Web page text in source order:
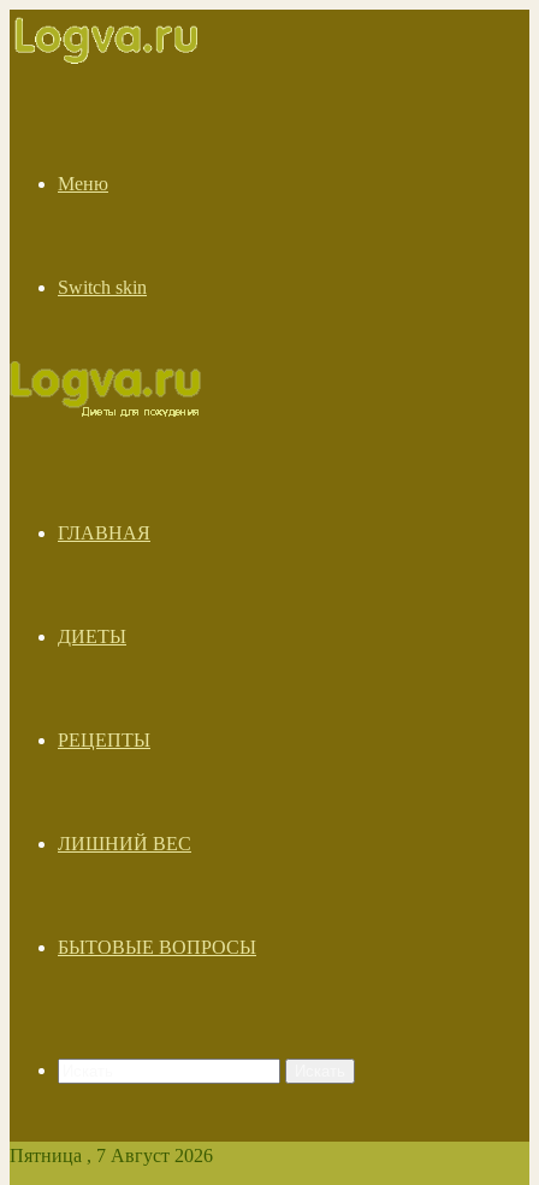
Меню
Switch skin
ГЛАВНАЯ
ДИЕТЫ
РЕЦЕПТЫ
ЛИШНИЙ ВЕС
БЫТОВЫЕ ВОПРОСЫ
Пятница , 7 Август 2026